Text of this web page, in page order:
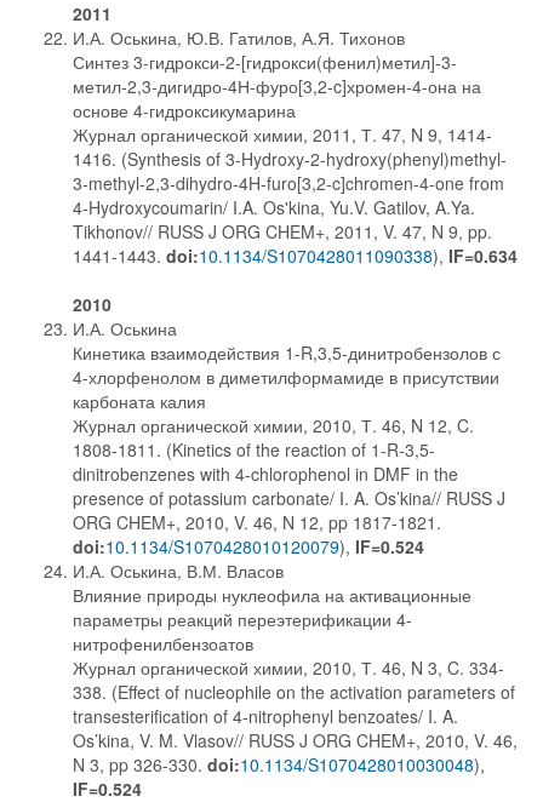
2011
И.А. Оськина, Ю.В. Гатилов, А.Я. Тихонов
Синтез 3-гидрокси-2-[гидрокси(фенил)метил]-3-
метил-2,3-дигидро-4Н-фуро[3,2-c]хромен-4-она на
основе 4-гидроксикумарина
Журнал органической химии, 2011, Т. 47, N 9, 1414-
1416. (Synthesis of 3-Hydroxy-2-hydroxy(phenyl)methyl-
3-methyl-2,3-dihydro-4H-furo[3,2-c]chromen-4-one from
4-Hydroxycoumarin/ I.A. Os'kina, Yu.V. Gatilov, A.Ya.
Tikhonov// RUSS J ORG CHEM+, 2011, V. 47, N 9, pp.
1441-1443. doi:10.1134/S1070428011090338), IF=0.634
2010
И.А. Оськина
Кинетика взаимодействия 1-R,3,5-динитробензолов с
4-хлорфенолом в диметилформамиде в присутствии
карбоната калия
Журнал органической химии, 2010, Т. 46, N 12, C.
1808-1811. (Kinetics of the reaction of 1-R-3,5-
dinitrobenzenes with 4-chlorophenol in DMF in the
presence of potassium carbonate/ I. A. Os’kina// RUSS J
ORG CHEM+, 2010, V. 46, N 12, pp 1817-1821.
doi:10.1134/S1070428010120079), IF=0.524
И.А. Оськина, В.М. Власов
Влияние природы нуклеофила на активационные
параметры реакций переэтерификации 4-
нитрофенилбензоатов
Журнал органической химии, 2010, Т. 46, N 3, C. 334-
338. (Effect of nucleophile on the activation parameters of
transesterification of 4-nitrophenyl benzoates/ I. A.
Os’kina, V. M. Vlasov// RUSS J ORG CHEM+, 2010, V. 46,
N 3, pp 326-330. doi:10.1134/S1070428010030048),
IF=0.524